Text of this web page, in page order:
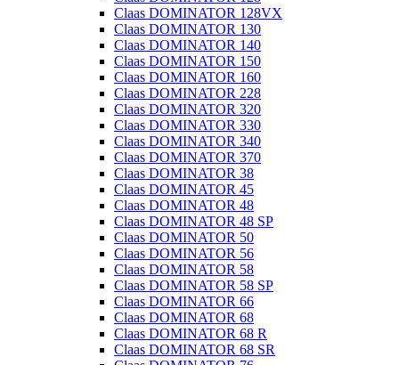
Claas DOMINATOR 128VX
Claas DOMINATOR 130
Claas DOMINATOR 140
Claas DOMINATOR 150
Claas DOMINATOR 160
Claas DOMINATOR 228
Claas DOMINATOR 320
Claas DOMINATOR 330
Claas DOMINATOR 340
Claas DOMINATOR 370
Claas DOMINATOR 38
Claas DOMINATOR 45
Claas DOMINATOR 48
Claas DOMINATOR 48 SP
Claas DOMINATOR 50
Claas DOMINATOR 56
Claas DOMINATOR 58
Claas DOMINATOR 58 SP
Claas DOMINATOR 66
Claas DOMINATOR 68
Claas DOMINATOR 68 R
Claas DOMINATOR 68 SR